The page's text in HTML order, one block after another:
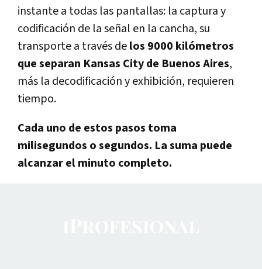
instante a todas las pantallas: la captura y
codificación de la señal en la cancha, su
transporte a través delos 9000 kilómetros
que separan Kansas City de Buenos Aires,
más la decodificación y exhibición, requieren
tiempo.
Cada uno de estos pasos toma
milisegundos o segundos. La suma puede
alcanzar el minuto completo.